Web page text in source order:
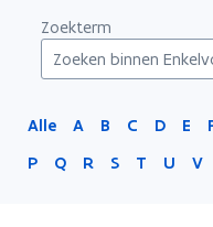
Zoekterm
Alle A B C D E
P
Q R S T U V